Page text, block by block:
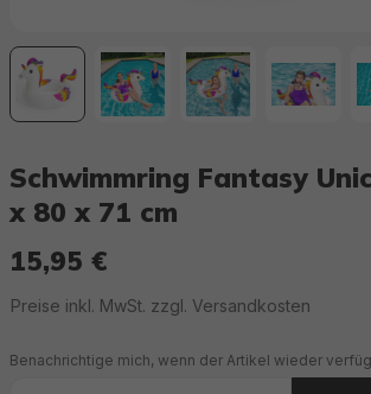
Schwimmring Fantasy
x 80 x 71 cm
15,95 €
Preise inkl. MwSt. zzgl. Versandkosten
Benachrichtige mich, wenn der Artikel wieder